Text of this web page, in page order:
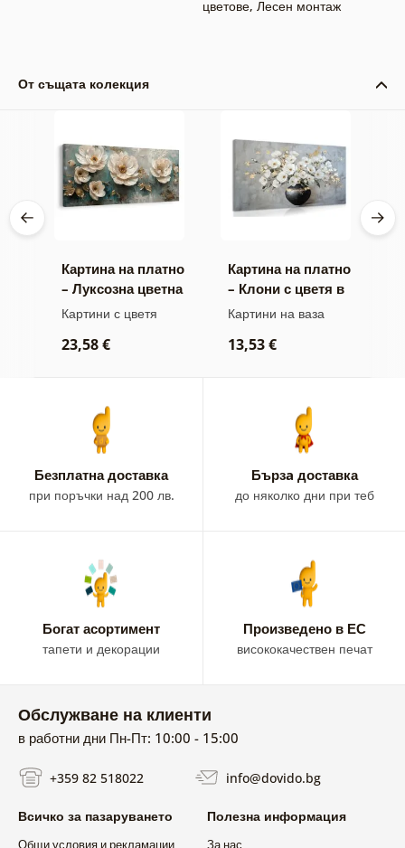
цветове, Лесен монтаж
От същата колекция
Картина на платно
– Луксозна цветна
хармония
Картини с цветя
23,58 €
Картина на платно
– Клони с цветя в
черна ваза
Картини на ваза
13,53 €
Безплатна доставка
при поръчки над 200 лв.
Бързa доставка
до няколко дни при теб
Богат асортимент
тапети и декорации
Произведено в ЕС
висококачествен печат
Обслужване на клиенти
в работни дни Пн-Пт: 10:00 - 15:00
+359 82 518022 info@dovido.bg
Всичко за пазаруването
Общи условия и рекламации
Полезна информация
За нас